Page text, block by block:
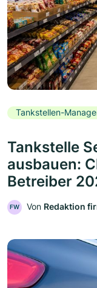
Tankstellen-
Tankstelle
ausbauen:
Betreiber
FW Von Redaktion